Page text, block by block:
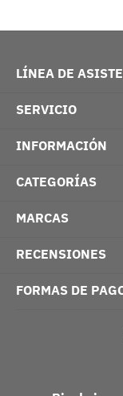
LÍNEA DE
SERVICIO
INFORMACIÓN
CATEGORÍAS
MARCAS
RECENSIONES
FORMAS DE